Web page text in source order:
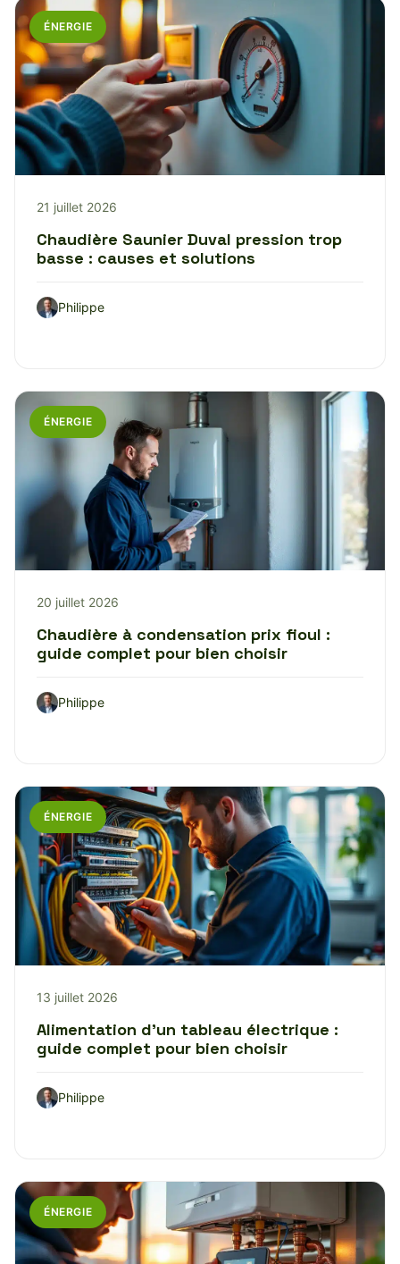
ÉNERGIE
21 juillet 2026
Chaudière Saunier Duval pression trop
basse : causes et solutions
Philippe
ÉNERGIE
20 juillet 2026
Chaudière à condensation prix fioul :
guide complet pour bien choisir
Philippe
ÉNERGIE
13 juillet 2026
Alimentation d’un tableau électrique :
guide complet pour bien choisir
Philippe
ÉNERGIE